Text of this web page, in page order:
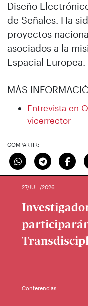
Diseño
de Señales. Ha
proyectos
asociados a la
Espacial Europea.
MÁS
Entrevista en
vicerrector
COMPARTIR:
27/JUL./2026
Conferencias